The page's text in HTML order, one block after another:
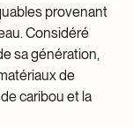
provenant
Considéré
sa génération,
de
caribou et la